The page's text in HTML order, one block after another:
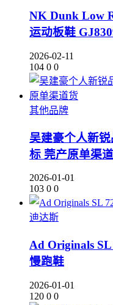
NK Dunk Low
运动板鞋
2026-02-11
104 0 0
其他品牌
吴建豪个人新
标 莞产原单渠
2026-01-01
103 0 0
迪达斯
Ad Originals
慢跑鞋
2026-01-01
120 0 0